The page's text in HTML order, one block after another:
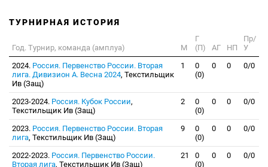
ТУРНИРНАЯ ИСТОРИЯ
Год. Турнир, команда (амплуа) М
Г
(П)
АГ НП
Пр/
У
2024. Россия. Первенство России. Вторая
лига. Дивизион А. Весна 2024, Текстильщик
Ив (Защ)
1
0
(0)
0 0 0/0
2023-2024. Россия. Кубок России,
Текстильщик Ив (Защ)
2
0
(0)
0 0 0/0
2023. Россия. Первенство России. Вторая
лига, Текстильщик Ив (Защ)
9
0
(0)
0 0 0/0
2022-2023. Россия. Первенство России.
Вторая лига, Текстильщик Ив (Защ)
21
0
(0)
0 0 0/0